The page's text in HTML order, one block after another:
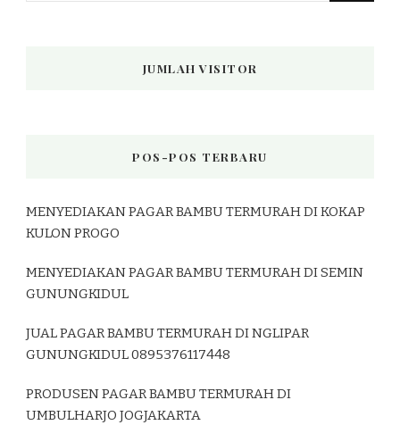
JUMLAH VISITOR
POS-POS TERBARU
MENYEDIAKAN PAGAR BAMBU TERMURAH DI KOKAP
KULON PROGO
MENYEDIAKAN PAGAR BAMBU TERMURAH DI SEMIN
GUNUNGKIDUL
JUAL PAGAR BAMBU TERMURAH DI NGLIPAR
GUNUNGKIDUL 0895376117448
PRODUSEN PAGAR BAMBU TERMURAH DI
UMBULHARJO JOGJAKARTA